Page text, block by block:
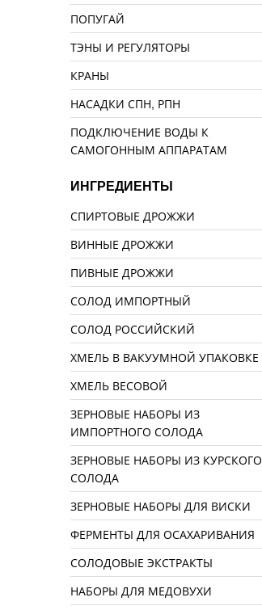
ПОПУГАЙ
ТЭНЫ И РЕГУЛЯТОРЫ
КРАНЫ
НАСАДКИ СПН, РПН
ПОДКЛЮЧЕНИЕ ВОДЫ К
САМОГОННЫМ АППАРАТАМ
ИНГРЕДИЕНТЫ
СПИРТОВЫЕ ДРОЖЖИ
ВИННЫЕ ДРОЖЖИ
ПИВНЫЕ ДРОЖЖИ
СОЛОД ИМПОРТНЫЙ
СОЛОД РОССИЙСКИЙ
ХМЕЛЬ В ВАКУУМНОЙ УПАКОВКЕ
ХМЕЛЬ ВЕСОВОЙ
ЗЕРНОВЫЕ НАБОРЫ ИЗ
ИМПОРТНОГО СОЛОДА
ЗЕРНОВЫЕ НАБОРЫ ИЗ КУРСКОГО
СОЛОДА
ЗЕРНОВЫЕ НАБОРЫ ДЛЯ ВИСКИ
ФЕРМЕНТЫ ДЛЯ ОСАХАРИВАНИЯ
СОЛОДОВЫЕ ЭКСТРАКТЫ
НАБОРЫ ДЛЯ МЕДОВУХИ